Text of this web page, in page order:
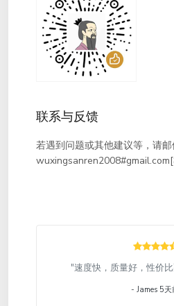
联系与反馈
若遇到问题或其他建议等，请
"速度快，质量好，性价
- James 5天